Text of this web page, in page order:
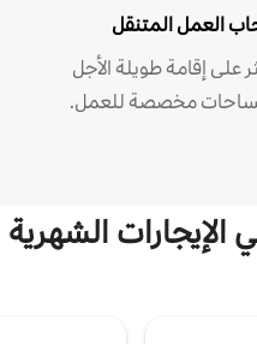
العمل المتنقل
إقامة طويلة الأجل
مخصصة للعمل.
الإيجارات الشهرية